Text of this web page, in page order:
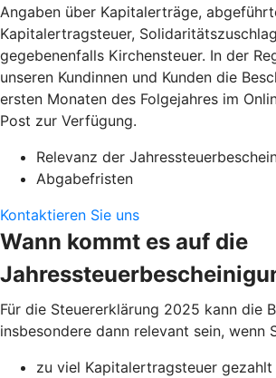
Angaben über Kapitalerträge,
Kapitalertragsteuer,
gegebenenfalls Kirchensteuer. In der
unseren Kundinnen und Kunden die
ersten Monaten des Folgejahres im
Post zur Verfügung.
Relevanz der
Abgabefristen
Kontaktieren Sie uns
Wann kommt es auf die
Für die Steuererklärung 2025 kann die
insbesondere dann relevant sein, wenn
zu viel Kapitalertragsteuer gezahlt